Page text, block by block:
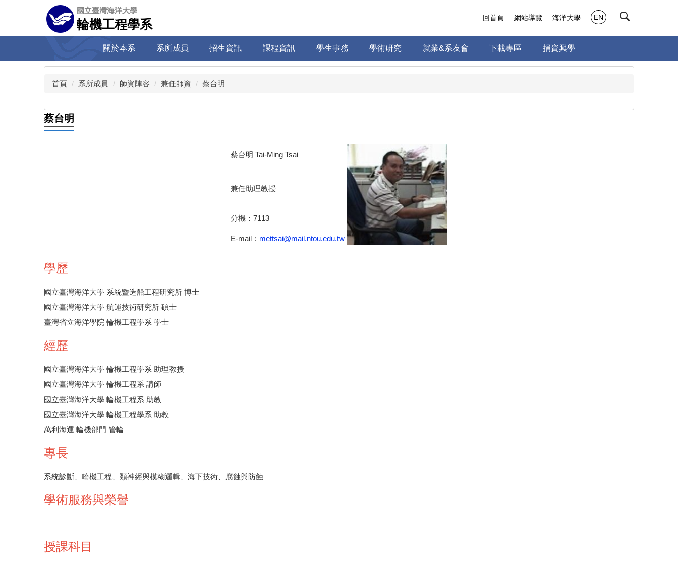
容
國立臺灣海洋大學
輪機工程學系
關於本系 系所成員 招生資訊 課程資訊 學生事務 學術研究 就業&系友會 下載專區 捐資興學
回首頁 網站導覽 海洋大學 EN
首頁 系所成員 師資陣容 兼任師資 蔡台明
蔡台明
蔡台明 Tai-Ming Tsai
兼任助理教授
分機：7113
E-mail： mettsai@mail.ntou.edu.tw
學歷
國立臺灣海洋大學 系統暨造船工程研究所 博士
國立臺灣海洋大學 航運技術研究所 碩士
臺灣省立海洋學院 輪機工程學系 學士
經歷
國立臺灣海洋大學 輪機工程學系 助理教授
國立臺灣海洋大學 輪機工程系 講師
國立臺灣海洋大學 輪機工程系 助教
國立臺灣海洋大學 輪機工程學系 助教
萬利海運 輪機部門 管輪
專長
系統診斷、輪機工程、類神經與模糊邏輯、海下技術、腐蝕與防蝕
學術服務與榮譽
授課科目